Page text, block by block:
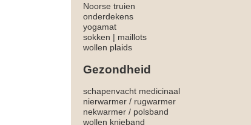
Noorse truien
onderdekens
yogamat
sokken | maillots
wollen plaids
Gezondheid
schapenvacht medicinaal
nierwarmer / rugwarmer
nekwarmer / polsband
wollen knieband